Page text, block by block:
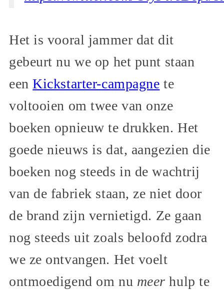
Het is vooral jammer dat dit
gebeurt nu we op het punt staan ​​
eenKickstarter-campagne te
voltooien om twee van onze
boeken opnieuw te drukken. Het
goede nieuws is dat, aangezien die
boeken nog steeds in de wachtrij
van de fabriek staan, ze niet door
de brand zijn vernietigd. Ze gaan
nog steeds uit zoals beloofd zodra
we ze ontvangen. Het voelt
ontmoedigend om nu meer hulp te